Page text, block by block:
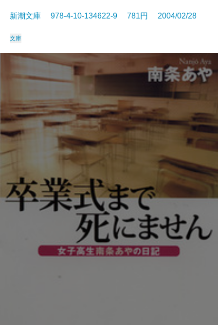
新潮文庫 978-4-10-134622-9 781円 2004/02/28
文庫